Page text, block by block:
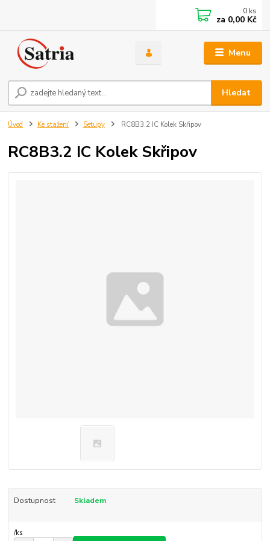
Menu
Hledat
0 ks
za 0,00 Kč
Úvod Ke stažení Setupy RC8B3.2 IC Kolek Skřipov
RC8B3.2 IC Kolek Skřipov
Dostupnost Skladem
/ks